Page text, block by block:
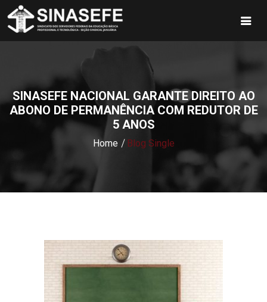
SINASEFE NACIONAL GARANTE DIREITO AO
ABONO DE PERMANÊNCIA COM REDUTOR DE
5 ANOS
Home Blog Single